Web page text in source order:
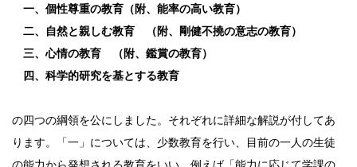
一、個性尊重の教育（附、能率の高い教育）
二、自然と親しむ教育 （附、剛健不撓の意志の教育）
三、心情の教育 （附、鑑賞の教育）
四、科学的研究を基とする教育
の四つの綱領を公にしました。それぞれに詳細な解説が付してあ
ります。「一」については、少数教育を行い、目前の一人の生徒